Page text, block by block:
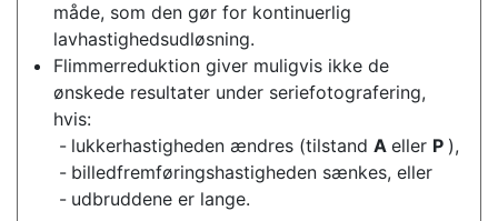
måde, som den gør for kontinuerlig
lavhastighedsudløsning.
Flimmerreduktion giver muligvis ikke de
ønskede resultater under seriefotografering,
hvis:
lukkerhastigheden ændres (tilstand A eller P ),
billedfremføringshastigheden sænkes, eller
udbruddene er lange.